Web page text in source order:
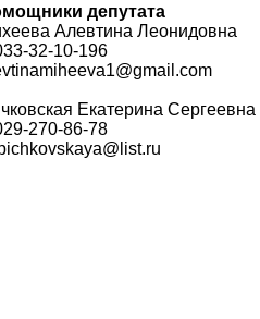
депутата
Алевтина Леонидовна
32-10-196
Екатерина Сергеевна
270-86-78